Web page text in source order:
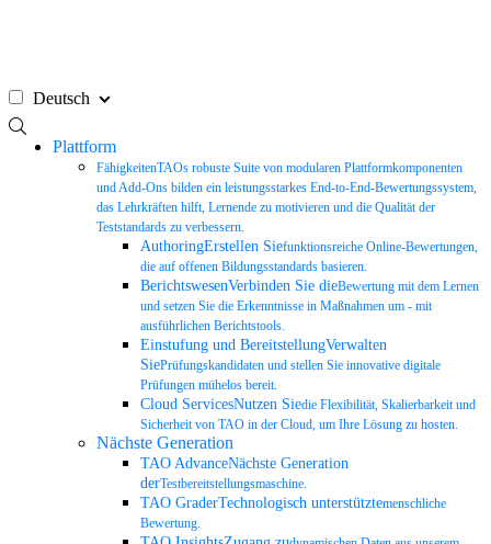
Deutsch
Plattform
FähigkeitenTAOs robuste Suite von modularen Plattformkomponenten
und Add-Ons bilden ein leistungsstarkes End-to-End-Bewertungssystem,
das Lehrkräften hilft, Lernende zu motivieren und die Qualität der
Teststandards zu verbessern.
AuthoringErstellen Siefunktionsreiche Online-Bewertungen,
die auf offenen Bildungsstandards basieren.
BerichtswesenVerbinden Sie dieBewertung mit dem Lernen
und setzen Sie die Erkenntnisse in Maßnahmen um - mit
ausführlichen Berichtstools.
Einstufung und BereitstellungVerwalten
SiePrüfungskandidaten und stellen Sie innovative digitale
Prüfungen mühelos bereit.
Cloud ServicesNutzen Siedie Flexibilität, Skalierbarkeit und
Sicherheit von TAO in der Cloud, um Ihre Lösung zu hosten.
Nächste Generation
TAO AdvanceNächste Generation
derTestbereitstellungsmaschine.
TAO GraderTechnologisch unterstütztemenschliche
Bewertung.